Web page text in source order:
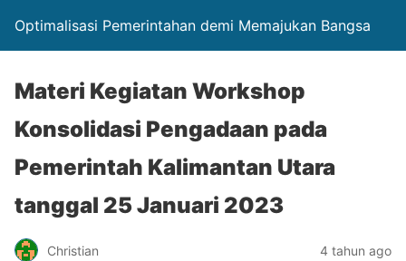
Optimalisasi Pemerintahan demi Memajukan Bangsa
Materi Kegiatan Workshop
Konsolidasi Pengadaan pada
Pemerintah Kalimantan Utara
tanggal 25 Januari 2023
Christian 4 tahun ago